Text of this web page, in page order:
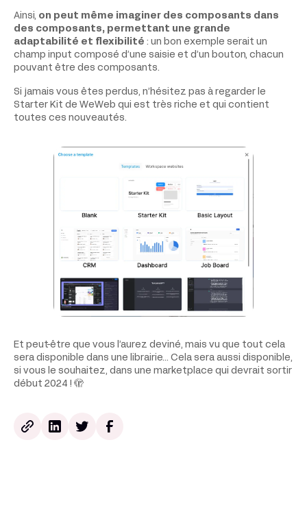
Ainsi, on peut même imaginer des composants dans
des composants, permettant une grande
adaptabilité et flexibilité : un bon exemple serait un
champ input composé d’une saisie et d’un bouton, chacun
pouvant être des composants.
Si jamais vous êtes perdus, n’hésitez pas à regarder le
Starter Kit de WeWeb qui est très riche et qui contient
toutes ces nouveautés.
Et peut-être que vous l’aurez deviné, mais vu que tout cela
sera disponible dans une librairie… Cela sera aussi disponible,
si vous le souhaitez, dans une marketplace qui devrait sortir
début 2024 ! 🫣